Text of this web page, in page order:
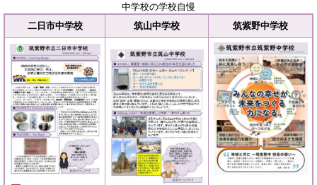
中学校の学校自慢
二日市中学校
筑山中学校 筑紫野中学校